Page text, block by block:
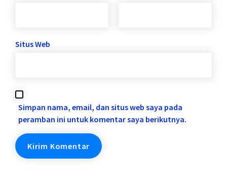
Situs Web
Simpan nama, email, dan situs web saya pada
peramban ini untuk komentar saya berikutnya.